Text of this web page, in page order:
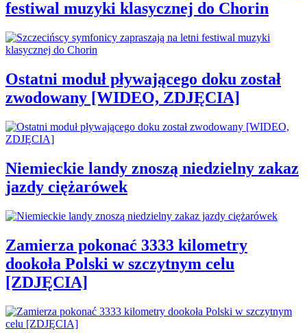
festiwal muzyki klasycznej do Chorin
Ostatni moduł pływającego doku został
zwodowany [WIDEO, ZDJĘCIA]
Niemieckie landy znoszą niedzielny zakaz
jazdy ciężarówek
Zamierza pokonać 3333 kilometry
dookoła Polski w szczytnym celu
[ZDJĘCIA]